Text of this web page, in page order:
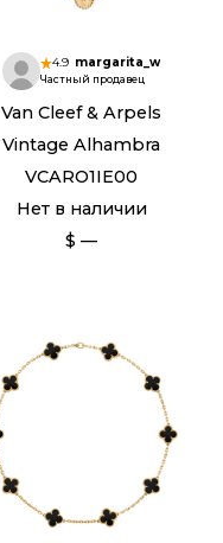
4.9 margarita_w
Частный продавец
Van Cleef & Arpels
Vintage Alhambra
VCARO1IE00
Нет в наличии
$ —